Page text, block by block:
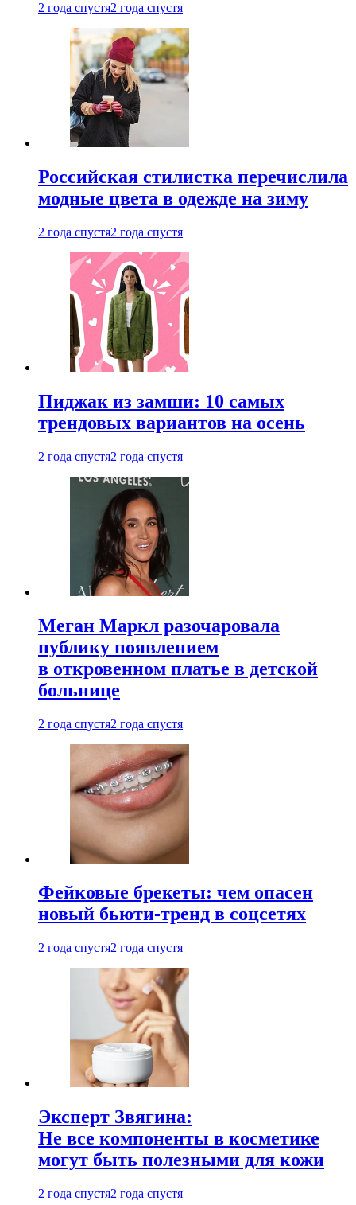
2 года спустя2 года спустя
Российская стилистка перечислила
модные цвета в одежде на зиму
2 года спустя2 года спустя
Пиджак из замши: 10 самых
трендовых вариантов на осень
2 года спустя2 года спустя
Меган Маркл разочаровала
публику появлением
в откровенном платье в детской
больнице
2 года спустя2 года спустя
Фейковые брекеты: чем опасен
новый бьюти-тренд в соцсетях
2 года спустя2 года спустя
Эксперт Звягина:
Не все компоненты в косметике
могут быть полезными для кожи
2 года спустя2 года спустя